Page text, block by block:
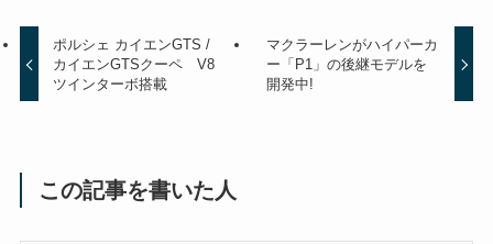
ポルシェ カイエンGTS /
カイエンGTSクーペ V8
ツインターボ搭載
マクラーレンがハイパーカ
ー「P1」の後継モデルを
開発中!
この記事を書いた人